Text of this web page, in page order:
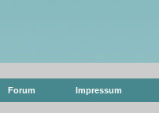
Forum Impressum